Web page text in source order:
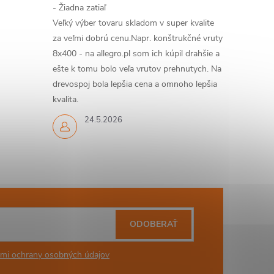
24.5.2026
- Žiadna zatiaľ
Veľký výber tovaru skladom v super kvalite
za veľmi dobrú cenu.Napr. konštrukčné vruty
8x400 - na allegro.pl som ich kúpil drahšie a
ešte k tomu bolo veľa vrutov prehnutych. Na
drevospoj bola lepšia cena a omnoho lepšia
kvalita.
ochrany osobných údajov
ODOBERAŤ